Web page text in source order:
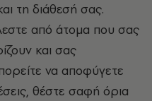
τη διάθεσή σας.
από άτομα που σας
και σας
να αποφύγετε
θέστε σαφή όρια